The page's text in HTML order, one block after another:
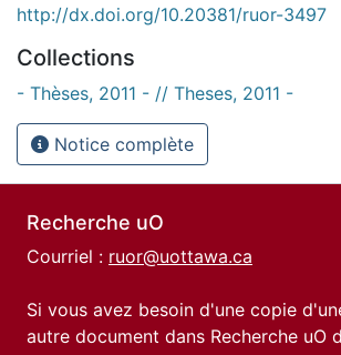
http://dx.doi.org/10.20381/ruor-3497
Collections
- Thèses, 2011 - // Theses, 2011 -
Notice complète
Recherche uO
Courriel : ruor@uottawa.ca
Si vous avez besoin d'une copie
autre document dans Recherche uO